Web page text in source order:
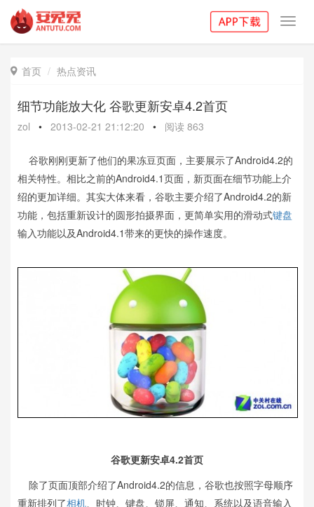
 首页 热点资讯
细节功能放大化 谷歌更新安卓4.2首页
zol • 2013-02-21 21:12:20 • 阅读 863
谷歌刚刚更新了他们的果冻豆页面，主要展示了Android4.2的
相关特性。相比之前的Android4.1页面，新页面在细节功能上介
绍的更加详细。其实大体来看，谷歌主要介绍了Android4.2的新
功能，包括重新设计的圆形拍摄界面，更简单实用的滑动式键盘
输入功能以及Android4.1带来的更快的操作速度。
谷歌更新安卓4.2首页
除了页面顶部介绍了Android4.2的信息，谷歌也按照字母顺序
重新排列了相机、时钟、键盘、锁屏、通知、系统以及语音输入